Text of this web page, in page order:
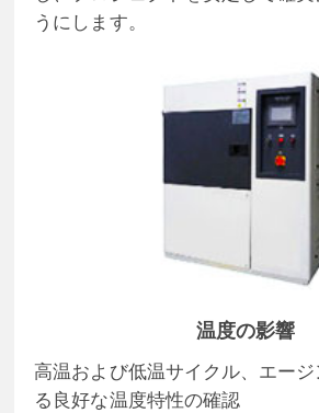
うにします。
温度の影響
高温および低温サイクル、エージ
る良好な温度特性の確認